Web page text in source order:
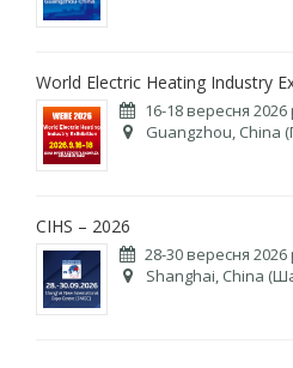
World Electric Heating Industry
16-18 вересня 2026
Guangzhou, China
CIHS – 2026
28-30 вересня 2026
Shanghai, China